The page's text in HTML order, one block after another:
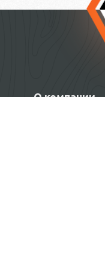
О компании